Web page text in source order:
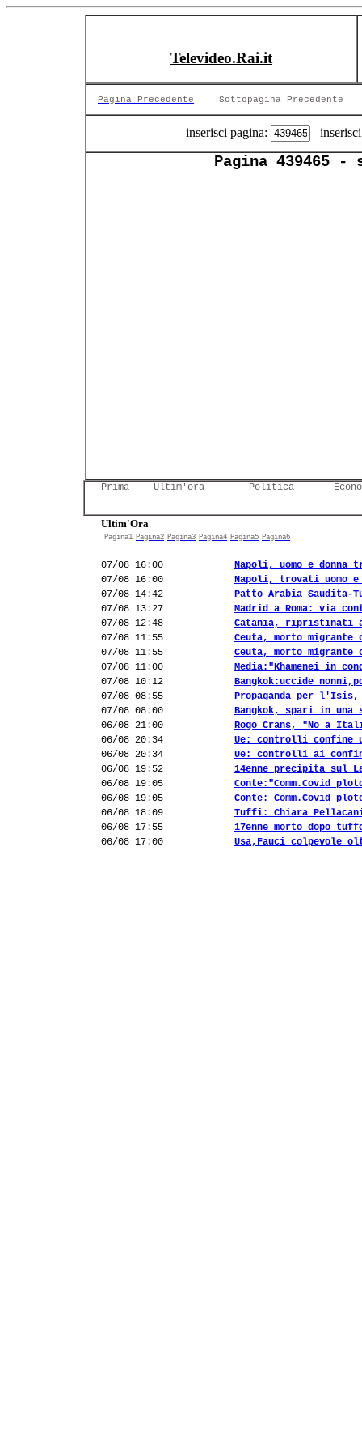
Televideo.Rai.it
Pagina Precedente Sottopagina Precedente
inserisci pagina:
Pagina 439465 -
Prima Ultim'ora Politica
Ultim'Ora
Pagina1 Pagina2 Pagina3 Pagina4 Pagina5 Pagina6
07/08 16:00
Napoli, uomo e donna
07/08 16:00
Napoli, trovati uomo e
07/08 14:42
Patto Arabia Saudita-
07/08 13:27
Madrid a Roma: via
07/08 12:48
Catania, ripristinati
07/08 11:55
Ceuta, morto migrante
07/08 11:55
Ceuta, morto migrante
07/08 11:00
Media:"Khamenei in
07/08 10:12
Bangkok:uccide
07/08 08:55
Propaganda per l'Isis,
07/08 08:00
Bangkok, spari in
06/08 21:00
Rogo Crans, "No a
06/08 20:34
Ue: controlli confine
06/08 20:34
Ue: controlli ai
06/08 19:52
14enne precipita sul
06/08 19:05
Conte:"Comm.Covid
06/08 19:05
Conte: Comm.Covid
06/08 18:09
Tuffi: Chiara
06/08 17:55
17enne morto dopo
06/08 17:00
Usa,Fauci colpevole